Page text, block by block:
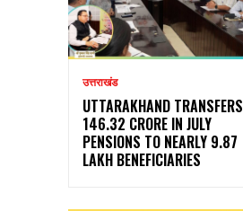
उत्तराखंड
UTTARAKHAND TRANSFERS
₹146.32 CRORE IN JULY
PENSIONS TO NEARLY 9.87
LAKH BENEFICIARIES